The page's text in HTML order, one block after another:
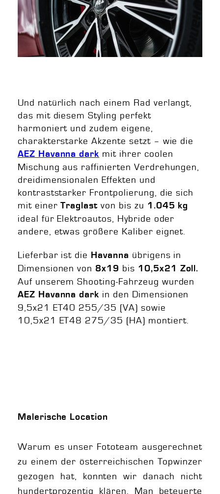
Und natürlich nach einem Rad verlangt,
das mit diesem Styling perfekt
harmoniert und zudem eigene,
charakterstarke Akzente setzt – wie die
AEZ Havanna dark mit ihrer coolen
Mischung aus raffinierten Verdrehungen,
dreidimensionalen Effekten und
kontraststarker Frontpolierung, die sich
mit einerTraglast von bis zu 1.045 kg
ideal für Elektroautos, Hybride oder
andere, etwas größere Kaliber eignet.
Lieferbar ist die Havanna übrigens in
Dimensionen von 8x19 bis 10,5x21 Zoll.
Auf unserem Shooting-Fahrzeug wurden
AEZ Havanna dark in den Dimensionen
9,5x21 ET40 255/35 (VA) sowie
10,5x21 ET48 275/35 (HA) montiert.
Malerische Location
Warum es unser Fototeam ausgerechnet
zu einem der österreichischen Topwinzer
gezogen hat, konnten wir danach nicht
hundertprozentig klären. Man beteuerte